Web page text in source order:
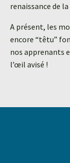
renaissance de
A présent, les
encore “têtu”
nos apprenants
l’œil avisé !